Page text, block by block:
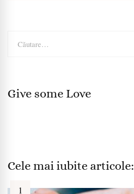
după:
Give some Love
Cele mai iubite articole: